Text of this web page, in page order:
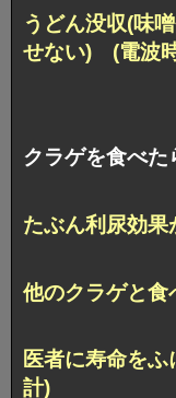
うどん没収(味
せない) (電波
クラゲを食べた
たぶん利尿効
他のクラゲと
医者に寿命を
計)